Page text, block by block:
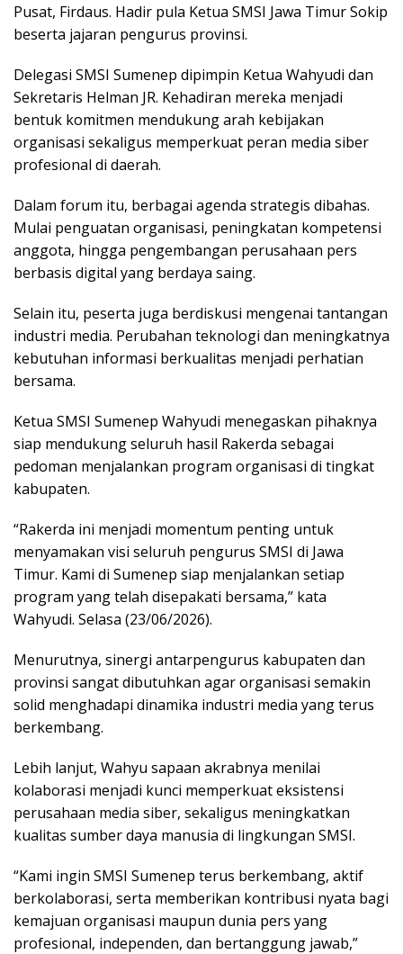
Pusat, Firdaus. Hadir pula Ketua SMSI Jawa Timur Sokip
beserta jajaran pengurus provinsi.
Delegasi SMSI Sumenep dipimpin Ketua Wahyudi dan
Sekretaris Helman JR. Kehadiran mereka menjadi
bentuk komitmen mendukung arah kebijakan
organisasi sekaligus memperkuat peran media siber
profesional di daerah.
Dalam forum itu, berbagai agenda strategis dibahas.
Mulai penguatan organisasi, peningkatan kompetensi
anggota, hingga pengembangan perusahaan pers
berbasis digital yang berdaya saing.
Selain itu, peserta juga berdiskusi mengenai tantangan
industri media. Perubahan teknologi dan meningkatnya
kebutuhan informasi berkualitas menjadi perhatian
bersama.
Ketua SMSI Sumenep Wahyudi menegaskan pihaknya
siap mendukung seluruh hasil Rakerda sebagai
pedoman menjalankan program organisasi di tingkat
kabupaten.
“Rakerda ini menjadi momentum penting untuk
menyamakan visi seluruh pengurus SMSI di Jawa
Timur. Kami di Sumenep siap menjalankan setiap
program yang telah disepakati bersama,” kata
Wahyudi. Selasa (23/06/2026).
Menurutnya, sinergi antarpengurus kabupaten dan
provinsi sangat dibutuhkan agar organisasi semakin
solid menghadapi dinamika industri media yang terus
berkembang.
Lebih lanjut, Wahyu sapaan akrabnya menilai
kolaborasi menjadi kunci memperkuat eksistensi
perusahaan media siber, sekaligus meningkatkan
kualitas sumber daya manusia di lingkungan SMSI.
“Kami ingin SMSI Sumenep terus berkembang, aktif
berkolaborasi, serta memberikan kontribusi nyata bagi
kemajuan organisasi maupun dunia pers yang
profesional, independen, dan bertanggung jawab,”